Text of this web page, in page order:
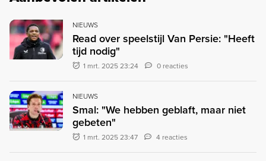
NIEUWS
Read over speelstijl Van Persie: "Heeft
tijd nodig"
1 mrt. 2025 23:24 0 reacties
NIEUWS
Smal: "We hebben geblaft, maar niet
gebeten"
1 mrt. 2025 23:47 4 reacties